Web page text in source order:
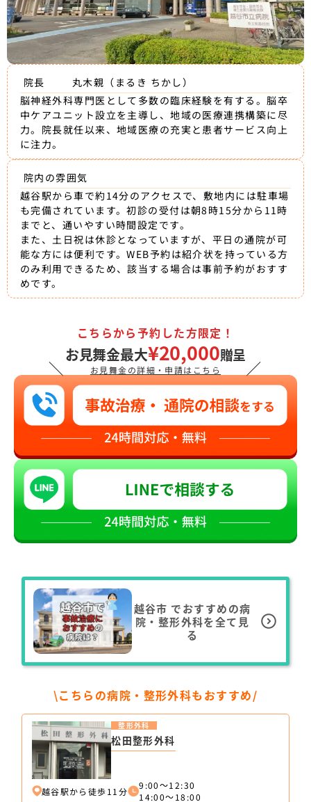
院長
丸木親（まるき ちかし）
脳神経外科専門医として多数の臨床経験を有する。脳卒
中ケアユニット設立を主導し、地域の医療連携構築に尽
力。院長就任以来、地域医療の充実と患者サービス向上
に注力。
院内の雰囲気
越谷駅から車で約14分のアクセスで、敷地内には駐車場
も完備されています。初診の受付は朝8時15分から11時
までと、通いやすい時間設定です。
また、土日祝は休診となっていますが、平日の通院が可
能な方には便利です。WEB予約は紹介状を持っている方
のみ利用できるため、該当する場合は事前予約がおすす
めです。
＼
こちらから予約した方限定！
お見舞金最大¥20,000贈呈
お見舞金の詳細・申請はこちら ／
越谷市 でおすすめの病
院・整形外科を全て見
る
\こちらの病院・整形外科もおすすめ/
松田整形外科
整形外科
越谷駅から徒歩11分
9:00～12:30
14:00～18:00